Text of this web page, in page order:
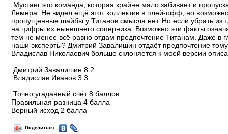
Мустанг это команда, которая крайне мало забивает и
Лемера. Не видел ещё этот коллектив в плей-офф, но
пропущенные шайбы у Титанов смысла нет. Но если убрать из
на цифры их нынешнего соперника. Возможно эти факты
тем не менее всё равно отдам предпочтение Титанам. Даже в
наши эксперты? Дмитрий Завалишин отдаёт предпочтение
Владислав Николаевич больше склоняется к моей версии
Дмитрий Завалишин 8:2
Владислав Иванов 3:3
Точно угаданный счёт 8 баллов
Правильная разница 4 балла
Верный исход 2 балла
Поделиться